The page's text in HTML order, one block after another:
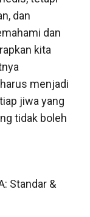
dan
dan
kita
menjadi
jiwa yang
tidak boleh
Standar &